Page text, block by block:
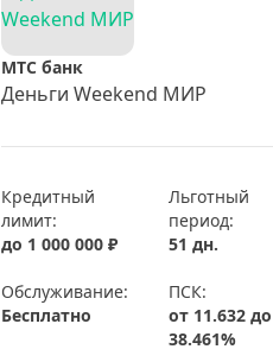
МТС банк
Деньги Weekend МИР
Кредитный
лимит:
до 1 000 000 ₽
Льготный
период:
51 дн.
Обслуживание:
Бесплатно